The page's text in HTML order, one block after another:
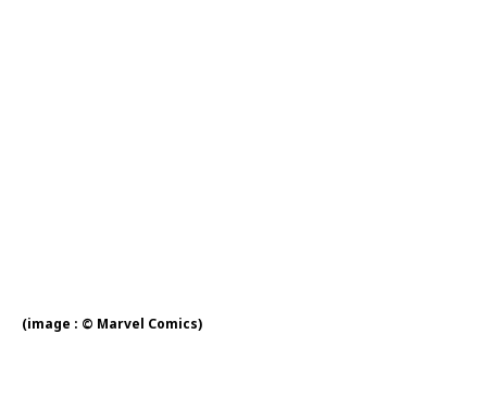
(image : © Marvel Comics)